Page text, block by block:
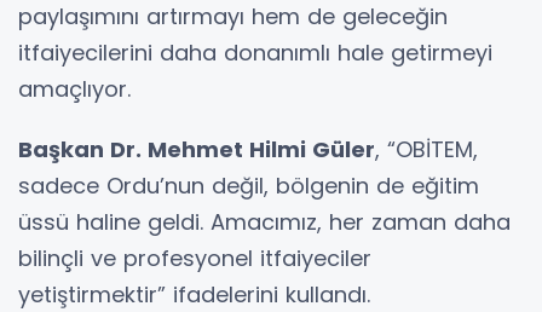
paylaşımını artırmayı hem de geleceğin
itfaiyecilerini daha donanımlı hale getirmeyi
amaçlıyor.
Başkan Dr. Mehmet Hilmi Güler, “OBİTEM,
sadece Ordu’nun değil, bölgenin de eğitim
üssü haline geldi. Amacımız, her zaman daha
bilinçli ve profesyonel itfaiyeciler
yetiştirmektir” ifadelerini kullandı.